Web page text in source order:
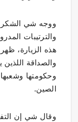
ووجه شي الشكر
والترتيبات
هذه الزيارة،
والصداقة
وحكومتها
الصين.
وقال شي إن